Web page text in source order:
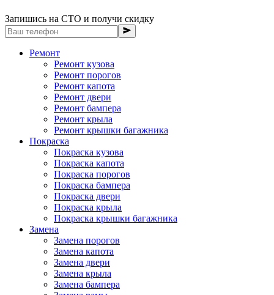
Запишись на СТО и получи скидку
Ремонт
Ремонт кузова
Ремонт порогов
Ремонт капота
Ремонт двери
Ремонт бампера
Ремонт крыла
Ремонт крышки багажника
Покраска
Покраска кузова
Покраска капота
Покраска порогов
Покраска бампера
Покраска двери
Покраска крыла
Покраска крышки багажника
Замена
Замена порогов
Замена капота
Замена двери
Замена крыла
Замена бампера